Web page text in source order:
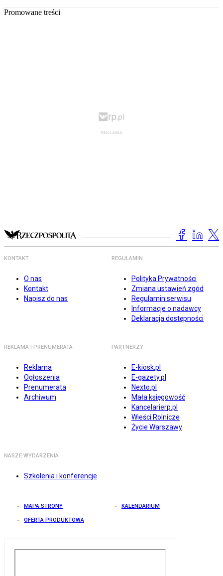
Promowane treści
KONTAKT
O nas
Kontakt
Napisz do nas
REGULAMIN
Polityka Prywatności
Zmiana ustawień zgód
Regulamin serwisu
Informacje o nadawcy
Deklaracja dostępności
REKLAMA I PRENUMERATA
Reklama
Ogłoszenia
Prenumerata
Archiwum
PARTNERZY
E-kiosk.pl
E-gazety.pl
Nexto.pl
Mała księgowość
Kancelarierp.pl
Wieści Rolnicze
Życie Warszawy
NASZE WYDARZENIA
Szkolenia i konferencje
MAPA STRONY KALENDARIUM
OFERTA PRODUKTOWA